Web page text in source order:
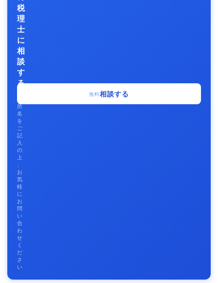
税
理
士
に
相
談
す
る
所
名
を
ご
記
入
の
上
、
お
気
軽
に
お
問
い
合
わ
せ
く
だ
さ
い
無料相談する